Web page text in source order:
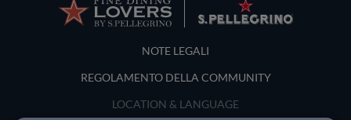
Terms and Conditions
NOTE LEGALI
REGOLAMENTO DELLA COMMUNITY
LOCATION & LANGUAGE